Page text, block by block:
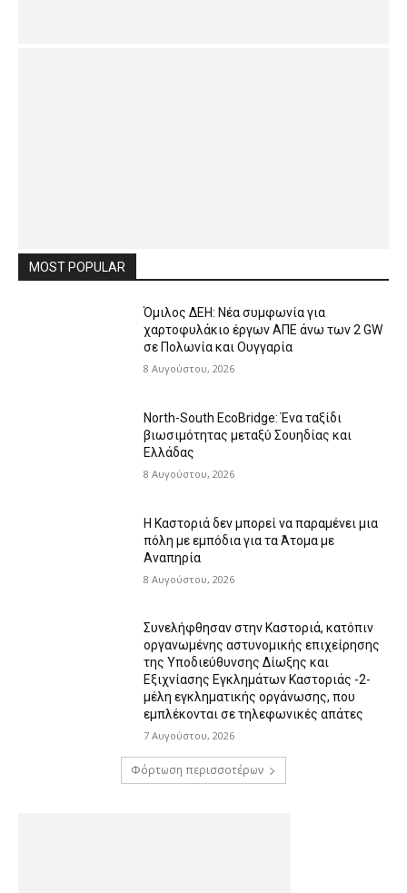
MOST POPULAR
Όμιλος ΔΕΗ: Νέα συμφωνία για
χαρτοφυλάκιο έργων ΑΠΕ άνω των 2 GW
σε Πολωνία και Ουγγαρία
8 Αυγούστου, 2026
North-South EcoBridge: Ένα ταξίδι
βιωσιμότητας μεταξύ Σουηδίας και
Ελλάδας
8 Αυγούστου, 2026
Η Καστοριά δεν μπορεί να παραμένει μια
πόλη με εμπόδια για τα Άτομα με
Αναπηρία
8 Αυγούστου, 2026
Συνελήφθησαν στην Καστοριά, κατόπιν
οργανωμένης αστυνομικής επιχείρησης
της Υποδιεύθυνσης Δίωξης και
Εξιχνίασης Εγκλημάτων Καστοριάς -2-
μέλη εγκληματικής οργάνωσης, που
εμπλέκονται σε τηλεφωνικές απάτες
7 Αυγούστου, 2026
Φόρτωση περισσοτέρων